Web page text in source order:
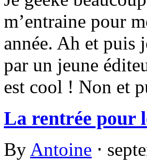
m’entraine pour
année. Ah et puis
par un jeune
est cool ! Non et
La rentrée pour
By Antoine ⋅